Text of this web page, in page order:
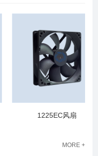
1225EC风扇
MORE +